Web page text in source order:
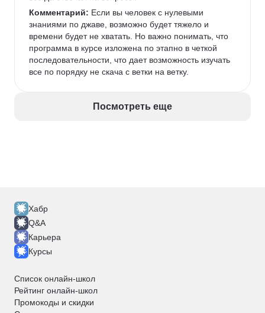
Комментарий: Если вы человек с нулевыми
знаниями по джаве, возможно будет тяжело и
времени будет не хватать. Но важно понимать, что
программа в курсе изложена по этапно в четкой
последовательности, что дает возможность изучать
все по порядку не скача с ветки на ветку.
Посмотреть еще
Хабр
Q&A
Карьера
Курсы
Список онлайн-школ
Рейтинг онлайн-школ
Промокоды и скидки